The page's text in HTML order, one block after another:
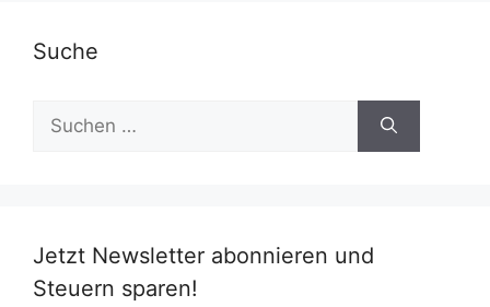
Suche
nach:
Jetzt Newsletter abonnieren und
Steuern sparen!